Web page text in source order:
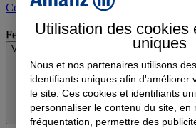
Contacter l'agence par e-mail
Fermé
Voir les horaires
Utilisation des cookies
uniques
Nous et nos partenaires utilisons
identifiants uniques afin d'améliorer
le site. Ces cookies et identifiants
personnaliser le contenu du site, en
fréquentation, permettre des